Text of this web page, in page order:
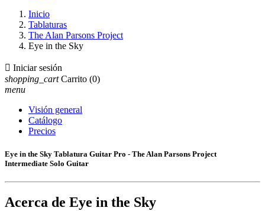
Inicio
Tablaturas
The Alan Parsons Project
Eye in the Sky
 Iniciar sesión
shopping_cart Carrito (0)
menu
Visión general
Catálogo
Precios
Eye in the Sky Tablatura Guitar Pro - The Alan Parsons Project
Intermediate Solo Guitar
Acerca de Eye in the Sky